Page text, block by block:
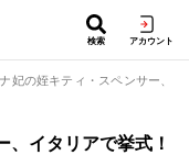
検索 アカウント
妃の姪キティ・スペンサー、
、イタリアで挙式！